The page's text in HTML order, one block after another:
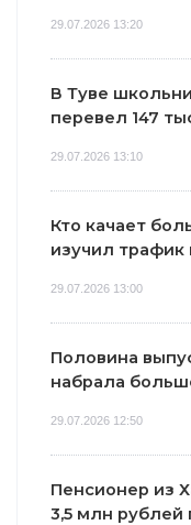
29.07.2026 13:20
В Туве
перевел 147
29.07.2026 13:10
Кто качает
изучил трафик
29.07.2026 13:00
Половина
набрала
29.07.2026 12:50
Пенсионер из
3,5 млн рублей